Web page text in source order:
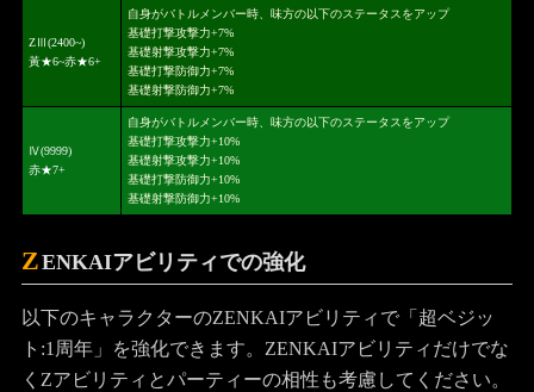
ZⅢ(2400~)
黃★6~赤★6+
自身がバトルメンバー時、味方の以下のステータスをアップ
基礎打撃攻撃力+7%
基礎射撃攻撃力+7%
基礎打撃防御力+7%
基礎射撃防御力+7%
Ⅳ(9999)
赤★7+
自身がバトルメンバー時、味方の以下のステータスをアップ
基礎打撃攻撃力+10%
基礎射撃攻撃力+10%
基礎打撃防御力+10%
基礎射撃防御力+10%
ZENKAIアビリティでの強化
以下のキャラクターのZENKAIアビリティで「超ベジッ
ト:1周年」を強化できます。ZENKAIアビリティだけでな
くZアビリティとパーティーの相性も考慮してください。